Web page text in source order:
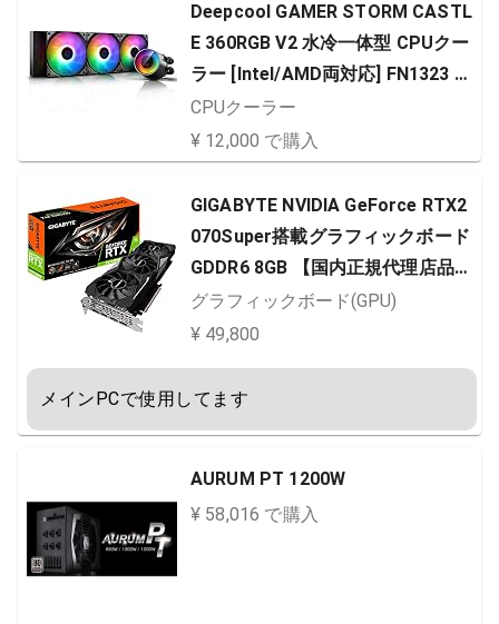
Deepcool GAMER STORM CASTL
E 360RGB V2 水冷一体型 CPUクー
ラー [Intel/AMD両対応] FN1323 D
P-GS-H12AR-CSL360V2
CPUクーラー
¥ 12,000 で購入
GIGABYTE NVIDIA GeForce RTX2
070Super搭載グラフィックボード
GDDR6 8GB 【国内正規代理店品】
GV-N207SGAMING OC-8GD
グラフィックボード(GPU)
¥ 49,800
メインPCで使用してます
AURUM PT 1200W
¥ 58,016 で購入